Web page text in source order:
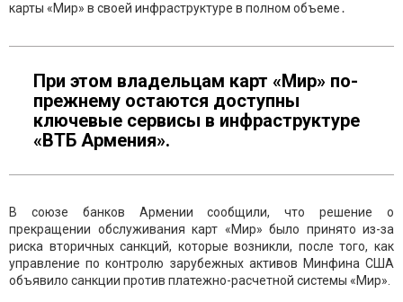
карты «Мир» в своей инфраструктуре в полном объеме․
При этом владельцам карт «Мир» по-
прежнему остаются доступны
ключевые сервисы в инфраструктуре
«ВТБ Армения».
В союзе банков Армении сообщили, что решение о
прекращении обслуживания карт «Мир» было принято из-за
риска вторичных санкций, которые возникли, после того, как
управление по контролю зарубежных активов Минфина США
объявило санкции против платежно-расчетной системы «Мир».